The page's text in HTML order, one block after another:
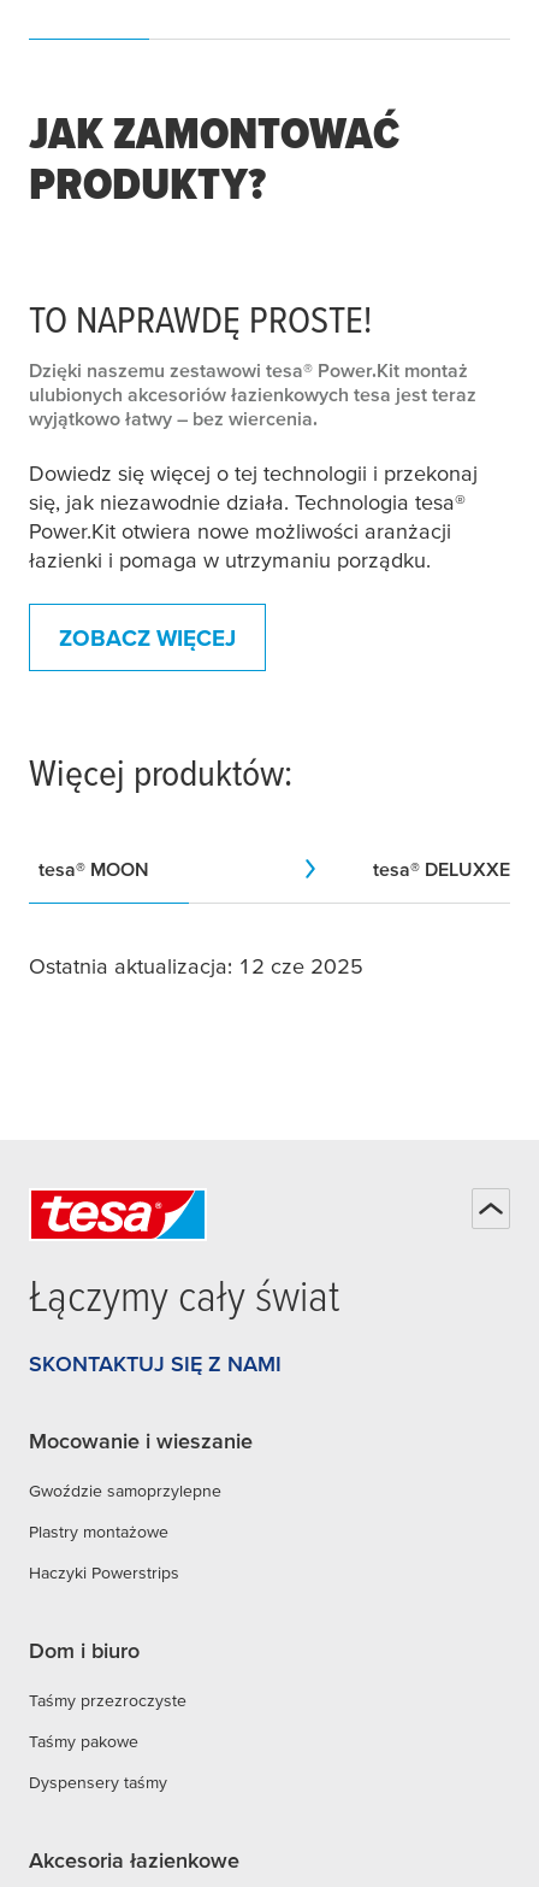
JAK ZAMONTOWAĆ
PRODUKTY?
TO NAPRAWDĘ PROSTE!
Dzięki naszemu zestawowi tesa® Power.Kit montaż
ulubionych akcesoriów łazienkowych tesa jest teraz
wyjątkowo łatwy – bez wiercenia.
Dowiedz się więcej o tej technologii i przekonaj
się, jak niezawodnie działa. Technologia tesa®
Power.Kit otwiera nowe możliwości aranżacji
łazienki i pomaga w utrzymaniu porządku.
ZOBACZ WIĘCEJ
Więcej produktów:
tesa® MOON tesa® DELUXXE
Ostatnia aktualizacja: 12 cze 2025
Łączymy cały świat
SKONTAKTUJ SIĘ Z NAMI
Mocowanie i wieszanie
Gwoździe samoprzylepne
Plastry montażowe
Haczyki Powerstrips
Dom i biuro
Taśmy przezroczyste
Taśmy pakowe
Dyspensery taśmy
Akcesoria łazienkowe